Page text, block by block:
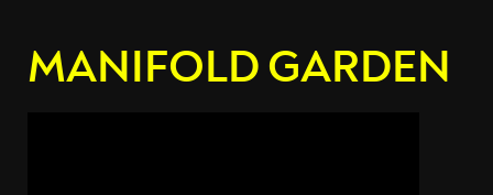
MANIFOLD GARDEN